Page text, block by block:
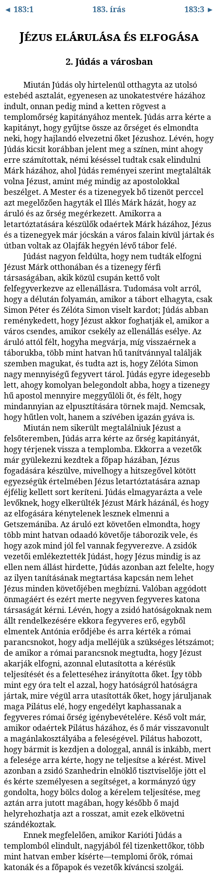
◄ 183:1 183. írás 183:3 ►
Jézus elárulása és elfogása
2. Júdás a városban
Miután Júdás oly hirtelenül otthagyta az utolsó
estebéd asztalát, egyenesen az unokatestvére házához
indult, onnan pedig mind a ketten rögvest a
templomőrség kapitányához mentek. Júdás arra kérte a
kapitányt, hogy gyűjtse össze az őrséget és elmondta
neki, hogy hajlandó elvezetni őket Jézushoz. Lévén, hogy
Júdás kicsit korábban jelent meg a színen, mint ahogy
erre számítottak, némi késéssel tudtak csak elindulni
Márk házához, ahol Júdás reményei szerint megtalálták
volna Jézust, amint még mindig az apostolokkal
beszélget. A Mester és a tizenegyek bő tizenöt perccel
azt megelőzően hagyták el Illés Márk házát, hogy az
áruló és az őrség megérkezett. Amikorra a
letartóztatására készülők odaértek Márk házához, Jézus
és a tizenegyek már jócskán a város falain kívül jártak és
útban voltak az Olajfák hegyén lévő tábor felé.
Júdást nagyon feldúlta, hogy nem tudták elfogni
Jézust Márk otthonában és a tizenegy férfi
társaságában, akik közül csupán kettő volt
felfegyverkezve az ellenállásra. Tudomása volt arról,
hogy a délután folyamán, amikor a tábort elhagyta, csak
Simon Péter és Zélóta Simon viselt kardot; Júdás abban
reménykedett, hogy Jézust akkor foghatják el, amikor a
város csendes, amikor csekély az ellenállás esélye. Az
áruló attól félt, hogyha megvárja, míg visszaérnek a
táborukba, több mint hatvan hű tanítvánnyal találják
szemben magukat, és tudta azt is, hogy Zélóta Simon
nagy mennyiségű fegyvert tárol. Júdás egyre idegesebb
lett, ahogy komolyan belegondolt abba, hogy a tizenegy
hű apostol mennyire meggyűlöli őt, és félt, hogy
mindannyian az elpusztítására törnek majd. Nemcsak,
hogy hűtlen volt, hanem a szívében igazán gyáva is.
Miután nem sikerült megtalálniuk Jézust a
felsőteremben, Júdás arra kérte az őrség kapitányát,
hogy térjenek vissza a templomba. Ekkorra a vezetők
már gyülekezni kezdtek a főpap házában, Jézus
fogadására készülve, mivelhogy a hitszegővel kötött
egyezségük értelmében Jézus letartóztatására aznap
éjfélig kellett sort keríteni. Júdás elmagyarázta a vele
levőknek, hogy elkerülték Jézust Márk házánál, és hogy
az elfogására kénytelenek lesznek elmenni a
Getszemániba. Az áruló ezt követően elmondta, hogy
több mint hatvan odaadó követője táborozik vele, és
hogy azok mind jól fel vannak fegyverezve. A zsidók
vezetői emlékeztették Júdást, hogy Jézus mindig is az
ellen nem állást hirdette, Júdás azonban azt felelte, hogy
az ilyen tanításának megtartása kapcsán nem lehet
Jézus minden követőjében megbízni. Valóban aggódott
önmagáért és ezért merte negyven fegyveres katona
társaságát kérni. Lévén, hogy a zsidó hatóságoknak nem
állt rendelkezésére ekkora fegyveres erő, egyből
elmentek Antónia erődjébe és arra kérték a római
parancsnokot, hogy adja melléjük a szükséges létszámot;
de amikor a római parancsnok megtudta, hogy Jézust
akarják elfogni, azonnal elutasította a kérésük
teljesítését és a feletteséhez irányította őket. Így több
mint egy óra telt el azzal, hogy hatóságról hatóságra
jártak, mire végül arra utasították őket, hogy járuljanak
maga Pilátus elé, hogy engedélyt kaphassanak a
fegyveres római őrség igénybevételére. Késő volt már,
amikor odaértek Pilátus házához, és ő már visszavonult
a magánlakosztályába a feleségével. Pilátus habozott,
hogy bármit is kezdjen a dologgal, annál is inkább, mert
a felesége arra kérte, hogy ne teljesítse a kérést. Mivel
azonban a zsidó Szanhedrin elnöklő tisztviselője jött el
és kérte személyesen a segítséget, a kormányzó úgy
gondolta, hogy bölcs dolog a kérelem teljesítése, meg
aztán arra jutott magában, hogy később ő majd
helyrehozhatja azt a rosszat, amit ezek elkövetni
szándékoztak.
Ennek megfelelően, amikor Karióti Júdás a
templomból elindult, nagyjából fél tizenkettőkor, több
mint hatvan ember kísérte—templomi őrök, római
katonák és a főpapok és vezetők kíváncsi szolgái.